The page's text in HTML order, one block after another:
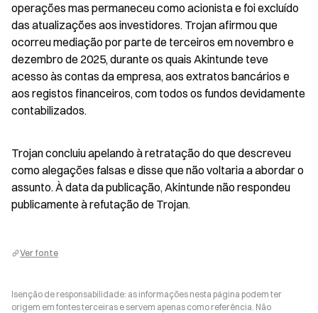
operações mas permaneceu como acionista e foi excluído
das atualizações aos investidores. Trojan afirmou que
ocorreu mediação por parte de terceiros em novembro e
dezembro de 2025, durante os quais Akintunde teve
acesso às contas da empresa, aos extratos bancários e
aos registos financeiros, com todos os fundos devidamente
contabilizados.
Trojan concluiu apelando à retratação do que descreveu
como alegações falsas e disse que não voltaria a abordar o
assunto. À data da publicação, Akintunde não respondeu
publicamente à refutação de Trojan.
Ver fonte
Isenção de responsabilidade: as informações nesta página podem ter
origem em fontes terceiras e servem apenas como referência. Não